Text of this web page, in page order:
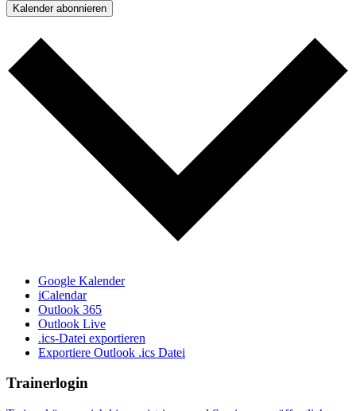
Kalender abonnieren
Google Kalender
iCalendar
Outlook 365
Outlook Live
.ics-Datei exportieren
Exportiere Outlook .ics Datei
Trainerlogin